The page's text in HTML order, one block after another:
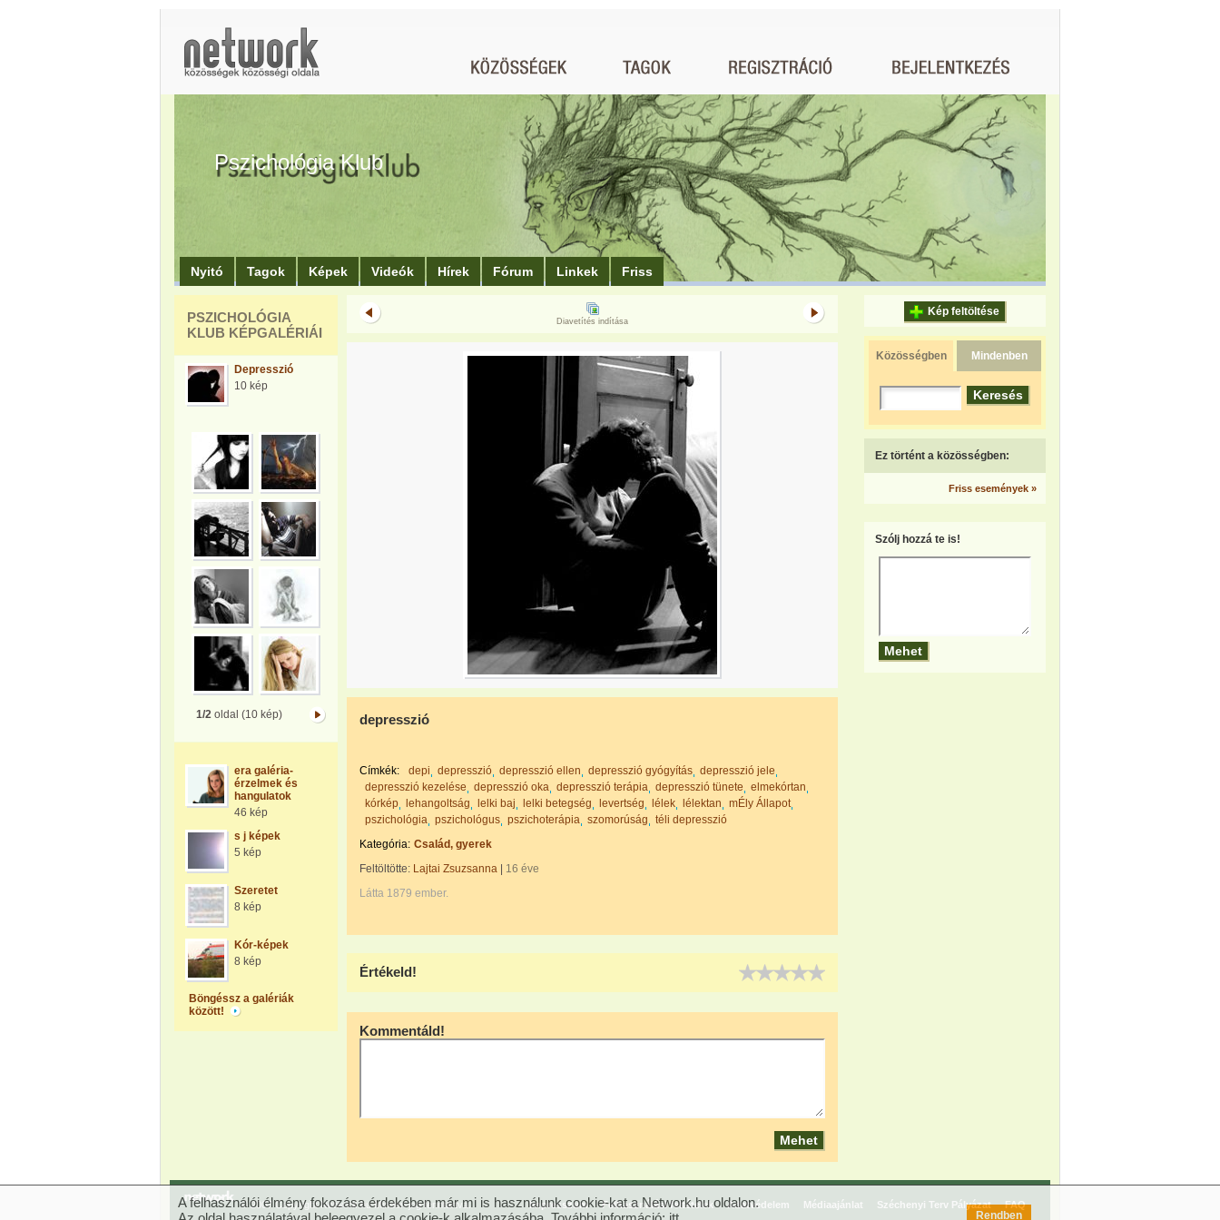
Pszichológia Klub
Nyitó Tagok Képek Videók Hírek Fórum Linkek Friss
PSZICHOLÓGIA
KLUB KÉPGALÉRIÁI
Depresszió
10 kép
1/2oldal (10 kép)
era galéria-
érzelmek és
hangulatok
46 kép
s j képek
5 kép
Szeretet
8 kép
Kór-képek
8 kép
Böngéssz a galériák
között!
Diavetítés indítása
depresszió
Címkék: depi depresszió depresszió ellen depresszió gyógyítás depresszió jele
depresszió kezelése
depresszió oka depresszió terápia depresszió tünete
elmekórtan
kórkép
lehangoltság lelki baj lelki betegség levertség lélek lélektan
mÉly Állapot
pszichológia pszichológus pszichoterápia szomorúság
téli depresszió
Kategória: Család, gyerek
Feltöltötte: Lajtai Zsuzsanna
16 éve
Látta 1879 ember.
Értékeld!
Kommentáld!
Kép feltöltése
Közösségben Mindenben
Ez történt a közösségben:
Friss események »
Szólj hozzá te is!
© 2007 Copyright Network.hu Minden jog fenntartva. Impresszum Felhasználási feltételek Adatvédelem Médiaajánlat Széchenyi Terv Pályázat FAQ
A felhasználói élmény fokozása érdekében már mi is használunk cookie-kat a Network.hu oldalon.
Rendben